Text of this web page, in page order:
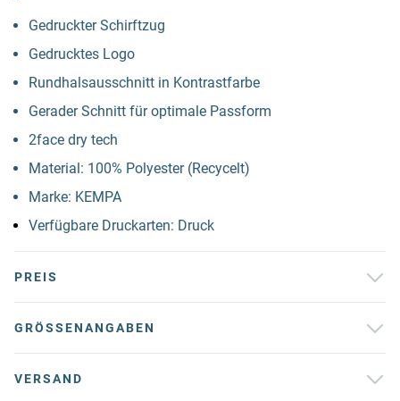
Gedruckter Schirftzug
Gedrucktes Logo
Rundhalsausschnitt in Kontrastfarbe
Gerader Schnitt für optimale Passform
2face dry tech
Material: 100% Polyester (Recycelt)
Marke: KEMPA
Verfügbare Druckarten: Druck
PREIS
GRÖSSENANGABEN
VERSAND